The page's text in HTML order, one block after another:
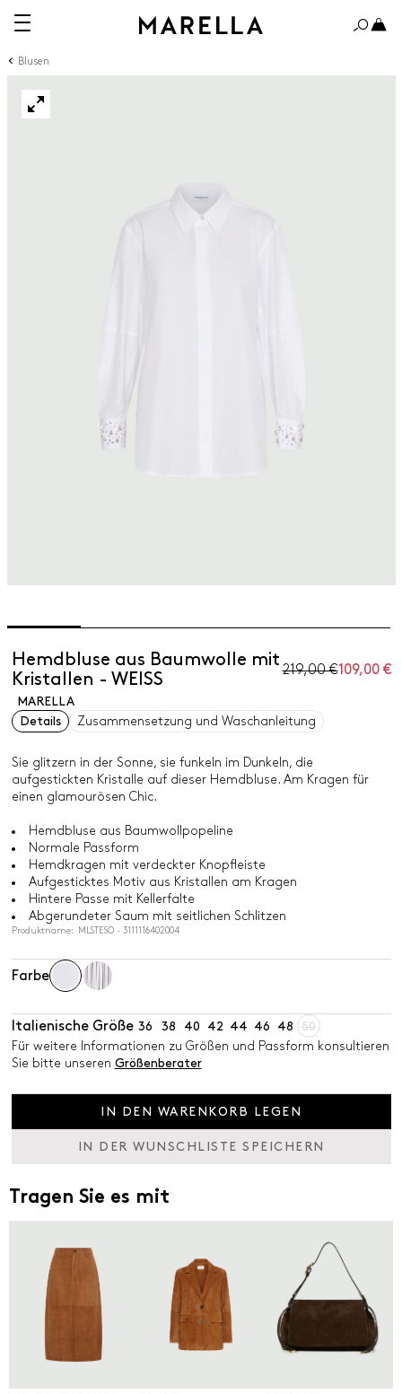
Blusen
Hemdbluse aus Baumwolle mit
Kristallen - WEISS
219,00 €109,00 €
MARELLA
Details
Zusammensetzung und Waschanleitung
Sie glitzern in der Sonne, sie funkeln im Dunkeln, die
aufgestickten Kristalle auf dieser Hemdbluse. Am Kragen für
einen glamourösen Chic.
Hemdbluse aus Baumwollpopeline
Normale Passform
Hemdkragen mit verdeckter Knopfleiste
Aufgesticktes Motiv aus Kristallen am Kragen
Hintere Passe mit Kellerfalte
Abgerundeter Saum mit seitlichen Schlitzen
Produktname: MLSTESO - 3111116402004
Farbe
Italienische Größe 36 38 40 42 44 46 48
50
Für weitere Informationen zu Größen und Passform konsultieren
Sie bitte unseren Größenberater
IN DEN WARENKORB LEGEN
IN DER WUNSCHLISTE SPEICHERN
Tragen Sie es mit